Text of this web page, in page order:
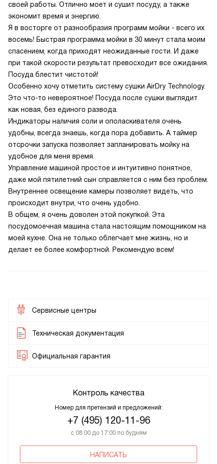
своей работы. Отлично моет и сушит посуду, а также
экономит время и энергию.
Я в восторге от разнообразия программ мойки - всего их
восемь! Быстрая программа мойки в 30 минут стала моим
спасением, когда приходят неожиданные гости. И даже
при такой скорости результат превосходит все ожидания.
Посуда блестит чистотой!
Особенно хочу отметить систему сушки AirDry Technology.
Это что-то невероятное! Посуда после сушки выглядит
как новая, без единого развода.
Индикаторы наличия соли и ополаскивателя очень
удобны, всегда знаешь, когда пора добавить. А таймер
отсрочки запуска позволяет запланировать мойку на
удобное для меня время.
Управление машиной простое и интуитивно понятное,
даже мой пятилетний сын справляется с ним без проблем.
Внутреннее освещение камеры позволяет видеть, что
происходит внутри, что очень удобно.
В общем, я очень доволен этой покупкой. Эта
посудомоечная машина стала настоящим помощником на
моей кухне. Она не только облегчает мне жизнь, но и
делает ее более комфортной. Рекомендую всем!
Сервисные центры
Техническая документация
Официальная гарантия
Контроль качества
Номер для претензий и предложений:
+7 (495) 120-11-96
с 08:00 до 17:00 по будням
НАПИСАТЬ